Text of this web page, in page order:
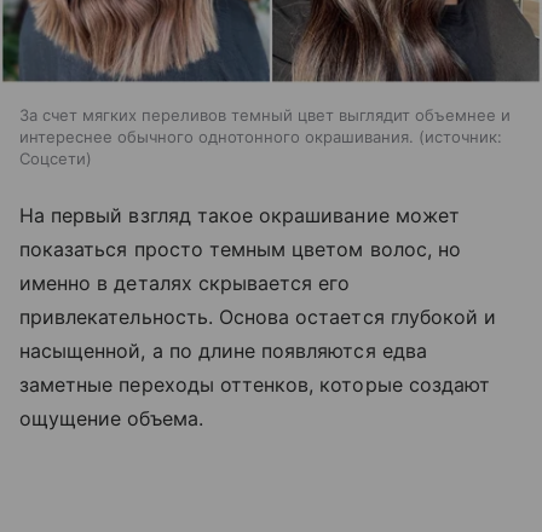
За счет мягких переливов темный цвет выглядит объемнее и
интереснее обычного однотонного окрашивания.
источник:
Соцсети
На первый взгляд такое окрашивание может
показаться просто темным цветом волос, но
именно в деталях скрывается его
привлекательность. Основа остается глубокой и
насыщенной, а по длине появляются едва
заметные переходы оттенков, которые создают
ощущение объема.